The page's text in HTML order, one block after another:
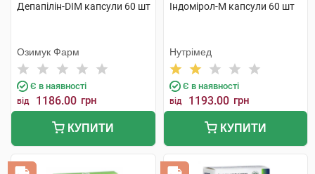
Депапілін-DIM капсули 60 шт
Озимук Фарм
Є в наявності
від 1186.00 грн
КУПИТИ
Індомірол-М капсули 60 шт
Нутрімед
Є в наявності
від 1193.00 грн
КУПИТИ